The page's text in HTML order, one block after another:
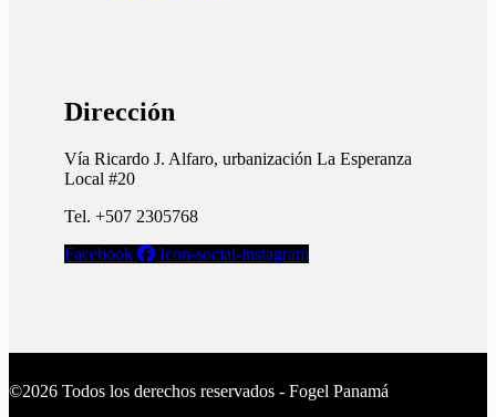
Dirección
Vía Ricardo J. Alfaro, urbanización La Esperanza
Local #20
Tel. +507 2305768
Facebook
Icon-social-instagram
©2026 Todos los derechos reservados - Fogel Panamá